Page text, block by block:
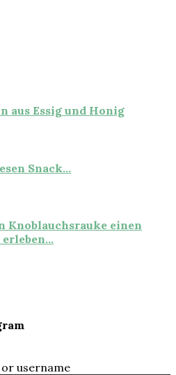
aus Essig und Honig
Snack…
Knoblauchsrauke einen
username